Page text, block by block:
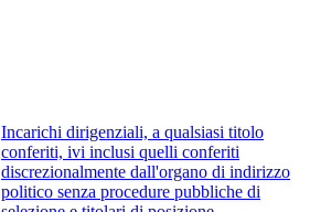
Incarichi dirigenziali, a qualsiasi titolo
conferiti, ivi inclusi quelli conferiti
discrezionalmente dall'organo di indirizzo
politico senza procedure pubbliche di